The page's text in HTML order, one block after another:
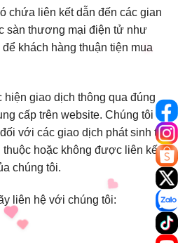
chứa liên kết dẫn đến các gian
sàn thương mại điện tử như
khách hàng thuận tiện mua
giao dịch thông qua đúng
cấp trên website. Chúng tôi
với các giao dịch phát sinh từ
hoặc không được liên kết
chúng tôi.
liên hệ với chúng tôi: